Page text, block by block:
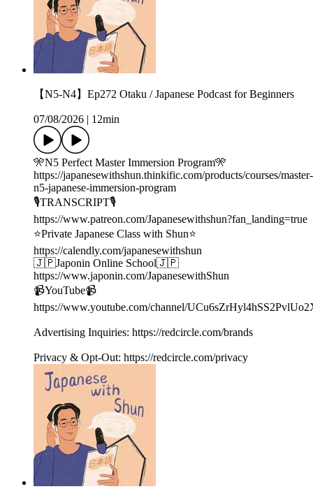
【N5-N4】Ep272 Otaku / Japanese Podcast for Beginners
07/08/2026 12min
🎌N5 Perfect Master Immersion Program🎌
https://japanesewithshun.thinkific.com/products/courses/master-
n5-japanese-immersion-program
🎙TRANSCRIPT🎙
https://www.patreon.com/Japanesewithshun?fan_landing=true
⭐️Private Japanese Class with Shun⭐️
https://calendly.com/japanesewithshun
🇯🇵Japonin Online School🇯🇵
https://www.japonin.com/JapanesewithShun
📹YouTube📹
https://www.youtube.com/channel/
Advertising Inquiries: https://redcircle.com/brands
Privacy & Opt-Out: https://redcircle.com/privacy